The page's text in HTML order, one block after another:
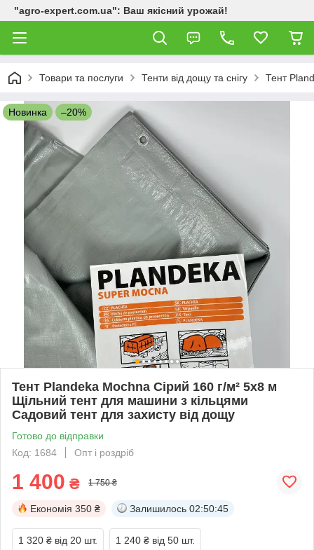
"agro-expert.com.ua": Ваш якісний урожай!
Товари та послуги Тенти від дощу та снігу Тент
Новинка –20%
Тент Plandeka Mochna Сірий 160 г/м² 5х8 м
Щільний тент для машини з кільцями
Садовий тент для захисту від дощу
Готово до відправки
Код: 1684
Опт і роздріб
1 400 ₴ 1 750 ₴
Економія 350 ₴ Залишилось 02:50:45
1 320 ₴ від 20 шт. 1 240 ₴ від 50 шт.